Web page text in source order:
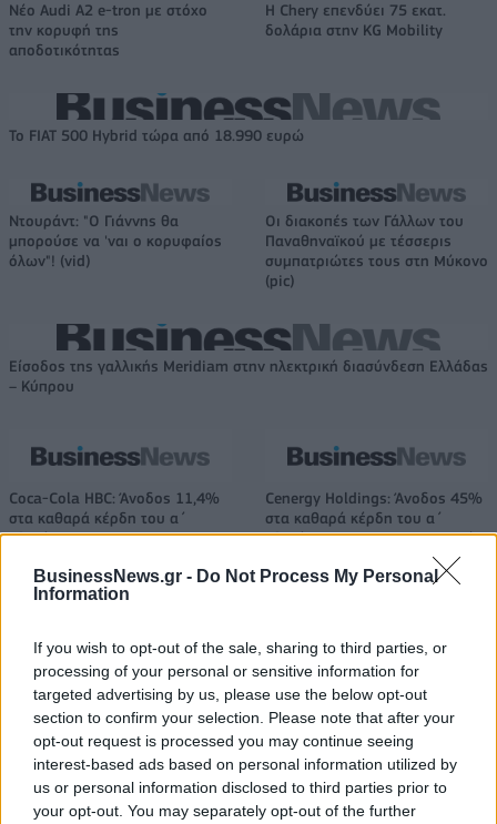
BusinessNews.gr - Do Not Process My Personal
Information
If you wish to opt-out of the sale, sharing to third parties, or
processing of your personal or sensitive information for
targeted advertising by us, please use the below opt-out
section to confirm your selection. Please note that after your
opt-out request is processed you may continue seeing
interest-based ads based on personal information utilized by
us or personal information disclosed to third parties prior to
your opt-out. You may separately opt-out of the further
Νέο Audi A2 e-tron με στόχο
την κορυφή της
αποδοτικότητας
Η Chery επενδύει 75 εκατ.
δολάρια στην KG Mobility
Το FIAT 500 Hybrid τώρα από 18.990 ευρώ
Ντουράντ: "Ο Γιάννης θα
μπορούσε να 'ναι ο κορυφαίος
όλων"! (vid)
Οι διακοπές των Γάλλων του
Παναθηναϊκού με τέσσερις
συμπατριώτες τους στη Μύκονο
(pic)
Είσοδος της γαλλικής Meridiam στην ηλεκτρική διασύνδεση Ελλάδας
– Κύπρου
Coca-Cola HBC: Άνοδος 11,4%
στα καθαρά κέρδη του α΄
εξαμήνου – Στα 524,4 εκατ.
Cenergy Holdings: Άνοδος 45%
στα καθαρά κέρδη του α΄
εξαμήνου, στα 138 εκατ. ευρώ
Η συμφωνία Arval-Athlon αναδιαμορφώνει την αγορά leasing
VW: Η δύσκολη εξίσωση της
αναδιάρθρωσης
Alpha Bank: Για πρώτη φορά το
Αρχαίο Θέατρο Επιδαύρου
άνοιξε τις πύλες του σε όλους